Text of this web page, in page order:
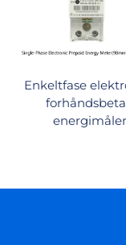
Enkeltfase
energimåler